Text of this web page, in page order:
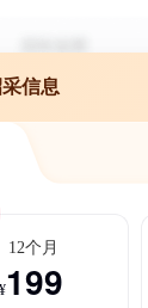
信息
12个月
¥199